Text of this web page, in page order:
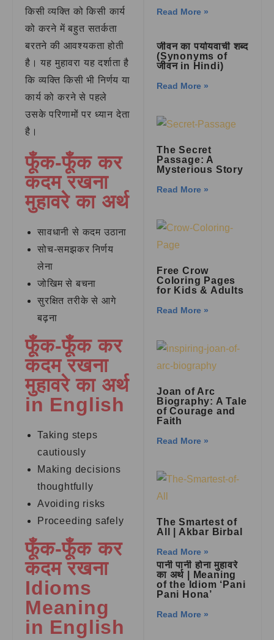
किसी व्यक्ति को किसी कार्य
को करने में बहुत सतर्कता
बरतने की आवश्यकता होती
है। यह मुहावरा यह दर्शाता है
कि व्यक्ति किसी भी निर्णय या
कार्य को करने से पहले
उसके परिणामों पर ध्यान देता
है।
फूँक-फूँक कर
कदम रखना
मुहावरे का अर्थ
सावधानी से कदम उठाना
सोच-समझकर निर्णय
लेना
जोखिम से बचना
सुरक्षित तरीके से आगे
बढ़ना
फूँक-फूँक कर
कदम रखना
मुहावरे का अर्थ
in English
Taking steps
cautiously
Making decisions
thoughtfully
Avoiding risks
Proceeding safely
फूँक-फूँक कर
कदम रखना
Idioms
Meaning
in English
Read More »
जीवन का पर्यायवाची शब्द
(Synonyms of
जीवन in Hindi)
Read More »
The Secret
Passage: A
Mysterious Story
Read More »
Free Crow
Coloring Pages
for Kids & Adults
Read More »
Joan of Arc
Biography: A Tale
of Courage and
Faith
Read More »
The Smartest of
All | Akbar Birbal
Read More »
पानी पानी होना मुहावरे
का अर्थ | Meaning
of the Idiom ‘Pani
Pani Hona’
Read More »